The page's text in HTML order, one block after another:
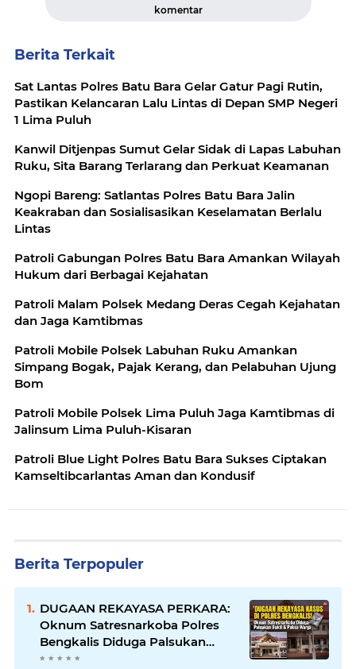
komentar
Berita Terkait
Sat Lantas Polres Batu Bara Gelar Gatur Pagi Rutin,
Pastikan Kelancaran Lalu Lintas di Depan SMP Negeri
1 Lima Puluh
Kanwil Ditjenpas Sumut Gelar Sidak di Lapas Labuhan
Ruku, Sita Barang Terlarang dan Perkuat Keamanan
Ngopi Bareng: Satlantas Polres Batu Bara Jalin
Keakraban dan Sosialisasikan Keselamatan Berlalu
Lintas
Patroli Gabungan Polres Batu Bara Amankan Wilayah
Hukum dari Berbagai Kejahatan
Patroli Malam Polsek Medang Deras Cegah Kejahatan
dan Jaga Kamtibmas
Patroli Mobile Polsek Labuhan Ruku Amankan
Simpang Bogak, Pajak Kerang, dan Pelabuhan Ujung
Bom
Patroli Mobile Polsek Lima Puluh Jaga Kamtibmas di
Jalinsum Lima Puluh-Kisaran
Patroli Blue Light Polres Batu Bara Sukses Ciptakan
Kamseltibcarlantas Aman dan Kondusif
Berita Terpopuler
DUGAAN REKAYASA PERKARA:
Oknum Satresnarkoba Polres
Bengkalis Diduga Palsukan
Barang Bukti Hingga Paksa